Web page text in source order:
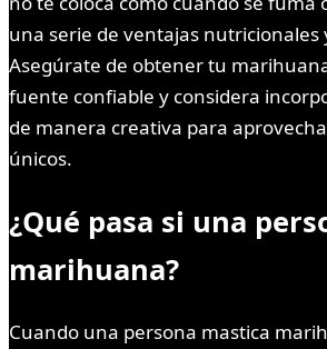
una serie de ventajas nutricionales
Asegúrate de obtener tu
fuente confiable y considera
de manera creativa para
únicos.
¿Qué pasa si una
marihuana?
Cuando una persona mastica